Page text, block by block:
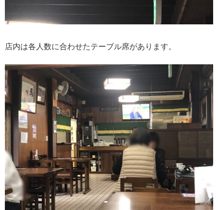
店内は各人数に合わせたテーブル席があります。